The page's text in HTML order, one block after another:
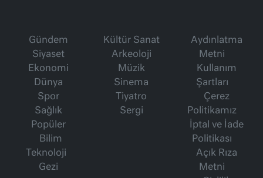
Gündem
Siyaset
Ekonomi
Dünya
Spor
Sağlık
Popüler
Bilim
Teknoloji
Gezi
Kültür Sanat
Arkeoloji
Müzik
Sinema
Tiyatro
Sergi
Aydınlatma
Metni
Kullanım
Şartları
Çerez
Politikamız
İptal ve İade
Politikası
Açık Rıza
Metni